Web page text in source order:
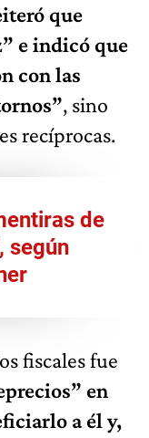
que
e indicó que
con las
, sino
recíprocas.
de
según
fiscales fue
en
a él y,